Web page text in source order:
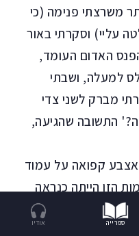
משרצתי פנימה (כי
עליי) וסקרתי באור
האדום העומד,
למעלה, ושבתי
מברק לשני צדי
התשובה שהגיעה,
קפואה על עמוד
הזו הייתה כנראה
שדמויות כאלה,
בפעולת העין,
ספרייה אודיו